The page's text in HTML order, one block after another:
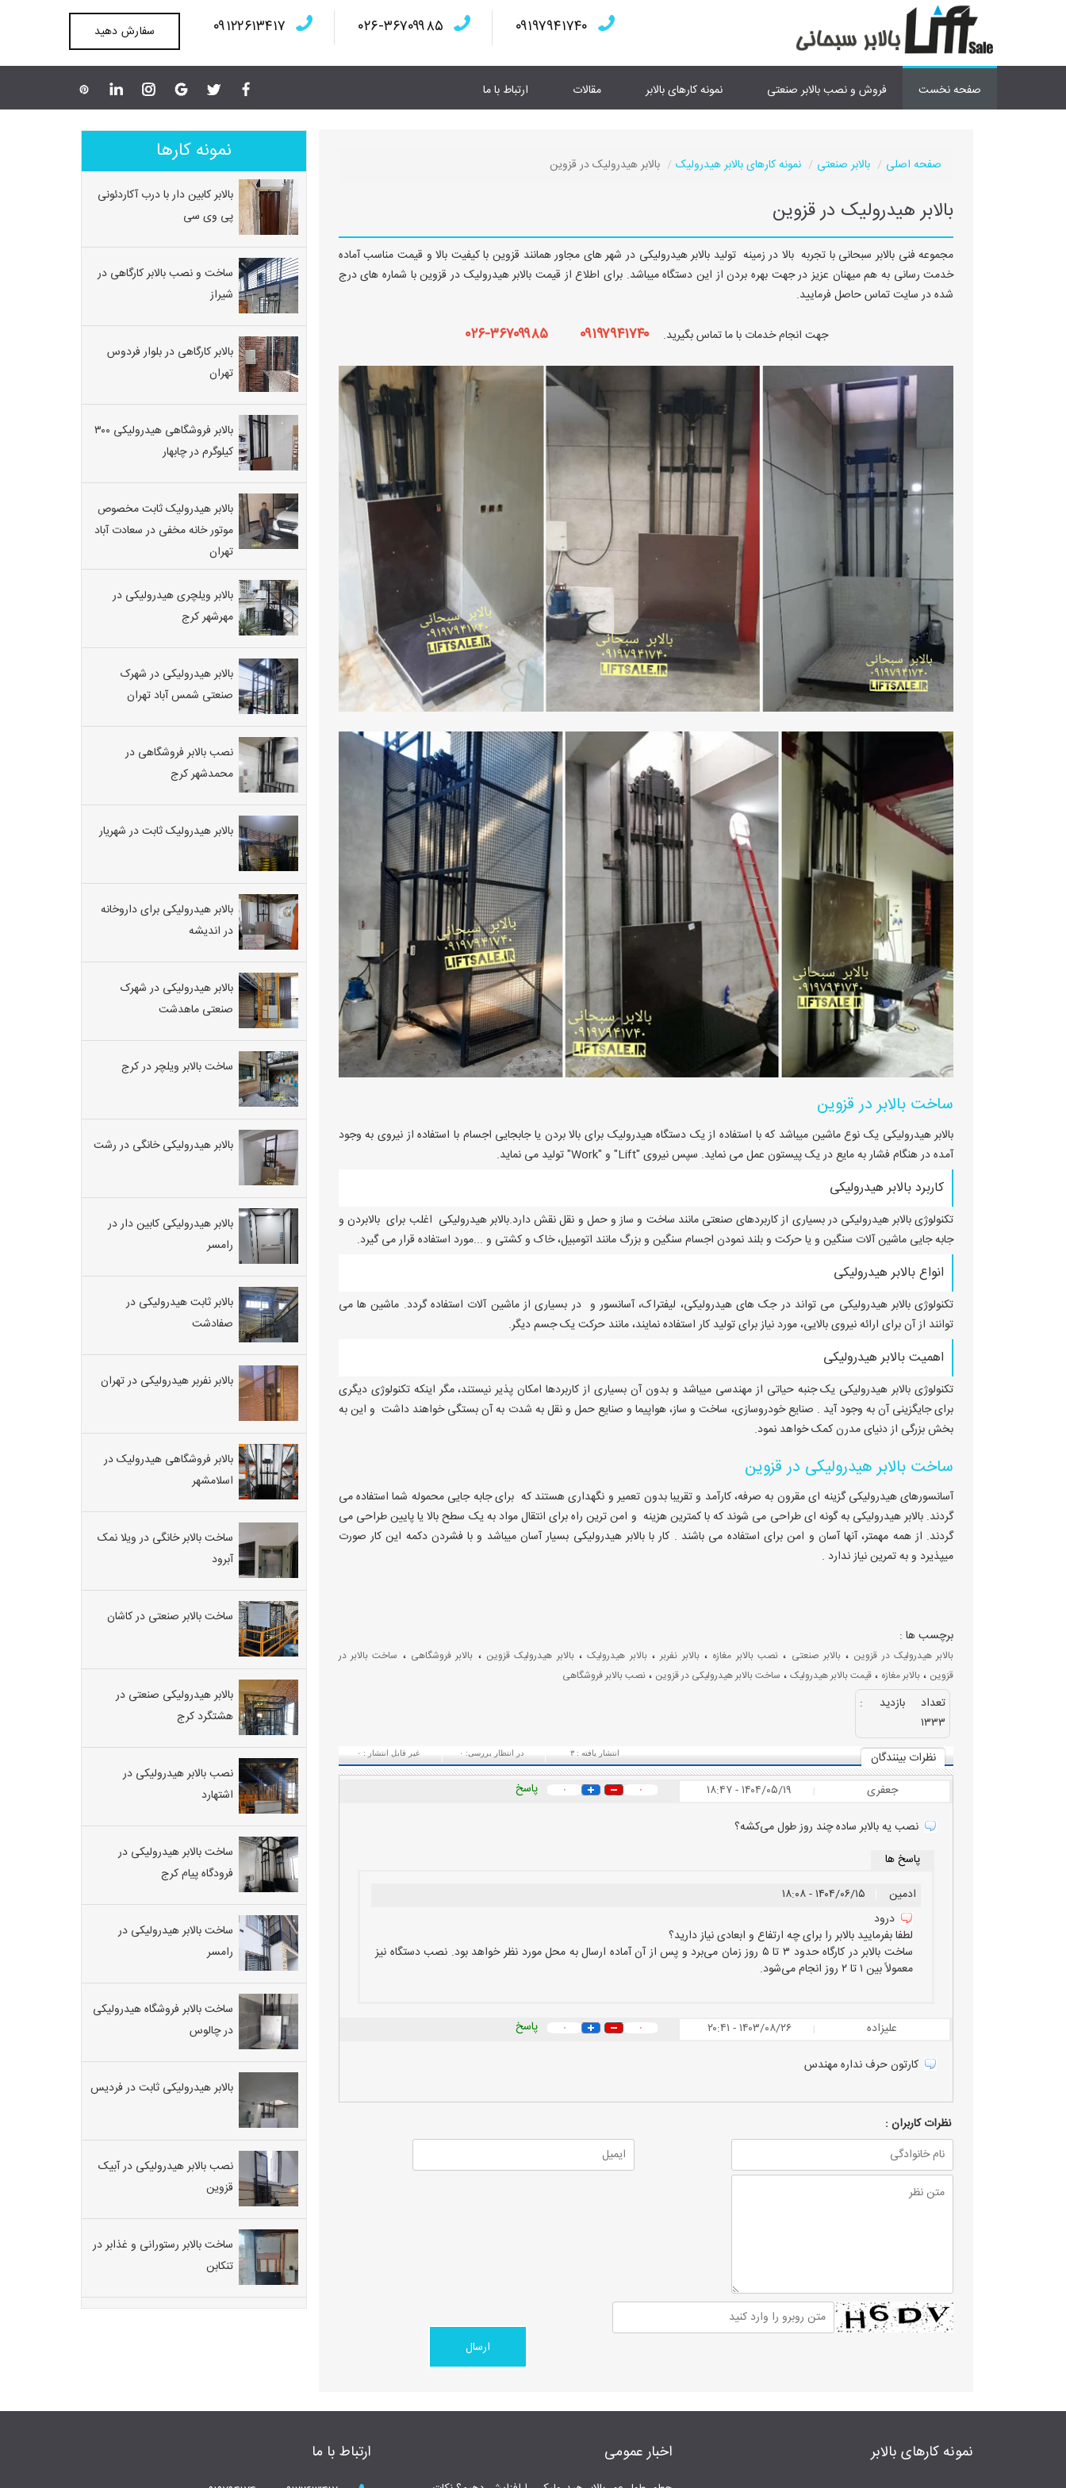
۰۹۱۹۷۹۴۱۷۴۰ ۰۲۶-۳۶۷۰۹۹۸۵ ۰۹۱۲۲۶۱۳۴۱۷ سفارش دهید
صفحه نخست فروش و نصب بالابر صنعتی نمونه کارهای بالابر مقالات ارتباط با ما
صفحه اصلی بالابر صنعتی نمونه کارهای بالابر هیدرولیک بالابر هیدرولیک در قزوین
بالابر هیدرولیک در قزوین
مجموعه فنی بالابر سبحانی با تجربه بالا در زمینه تولید بالابر هیدرولیکی در شهر های مجاور همانند قزوین با کیفیت بالا و قیمت مناسب آماده
خدمت رسانی به هم میهنان عزیز در جهت بهره بردن از این دستگاه میباشد. برای اطلاع از قیمت بالابر هیدرولیک در قزوین با شماره های درج
شده در سایت تماس حاصل فرمایید.
جهت انجام خدمات با ما تماس بگیرید. ۰۹۱۹۷۹۴۱۷۴۰ ۳۶۷۰۹۹۸۵-۰۲۶
ساخت بالابر در قزوین
نصب بالابر در قزوین
قیمت بالابر هیدرولیک در قزوین
بالابر هیدرولیکی یک نوع ماشین میباشد که با استفاده از یک دستگاه هیدرولیک برای بالا بردن یا جابجایی اجسام با استفاده از نیروی به وجود
آمده در هنگام فشار به مایع در یک پیستون عمل می نماید. سپس نیروی "Lift" و "Work" تولید می نماید.
کاربرد بالابر هیدرولیکی
تکنولوژی بالابر هیدرولیکی در بسیاری از کاربردهای صنعتی مانند ساخت و ساز و حمل و نقل نقش دارد.بالابر هیدرولیکی اغلب برای بالابردن و
جابه جایی ماشین آلات سنگین و یا حرکت و بلند نمودن اجسام سنگین و بزرگ مانند اتومبیل، خاک و کشتی و ...مورد استفاده قرار می گیرد.
انواع بالابر هیدرولیکی
تکنولوژی بالابر هیدرولیکی می تواند در جک های هیدرولیکی، لیفتراک، آسانسور و در بسیاری از ماشین آلات استفاده گردد. ماشین ها می
توانند از آن برای ارائه نیروی بالایی، مورد نیاز برای تولید کار استفاده نمایند، مانند حرکت یک جسم دیگر.
اهمیت بالابر هیدرولیکی
تکنولوژی بالابر هیدرولیکی یک جنبه حیاتی از مهندسی میباشد و بدون آن بسیاری از کاربردها امکان پذیر نیستند، مگر اینکه تکنولوژی دیگری
برای جایگزینی آن به وجود آید . صنایع خودروسازی، ساخت و ساز، هواپیما و صنایع حمل و نقل به شدت به آن بستگی خواهند داشت و این به
بخش بزرگی از دنیای مدرن کمک خواهد نمود.
ساخت بالابر هیدرولیکی در قزوین
آسانسورهای هیدرولیکی گزینه ای مقرون به صرفه، کارآمد و تقریبا بدون تعمیر و نگهداری هستند که برای جابه جایی محموله شما استفاده می
گردند. بالابر هیدرولیکی به گونه ای طراحی می شوند که با کمترین هزینه و امن ترین راه برای انتقال مواد به یک سطح بالا یا پایین طراحی می
گردند. از همه مهمتر، آنها آسان و امن برای استفاده می باشند . کار با بالابر هیدرولیکی بسیار آسان میباشد و با فشردن دکمه این کار صورت
میپذیرد و به تمرین نیاز ندارد .
برچسب ها :
بالابر هیدرولیک در قزوین ،بالابر صنعتی ،نصب بالابر مغازه ،بالابر نفربر،بالابر هیدرولیک،بالابر هیدرولیک قزوین ، بالابر فروشگاهی ، ساخت بالابر در
قزوین ، بالابر مغازه ، قیمت بالابر هیدرولیک، ساخت بالابر هیدرولیکی در قزوین ، نصب بالابر فروشگاهی
تعداد بازديد :
۱۳۳۳
نظرات بينندگان
غیر قابل انتشار : ۰ در انتظار بررسی: ۰ انتشار یافته :۳
جعفری | ۱۴۰۴/۰۵/۱۹ - ۱۸:۴۷ ۰ ۰
پاسخ
نصب یه بالابر ساده چند روز طول می‌کشه؟
پاسخ ها
ادمین
۱۴۰۴/۰۶/۱۵ - ۱۸:۰۸
درود
لطفا بفرمایید بالابر را برای چه ارتفاع و ابعادی نیاز دارید؟
ساخت بالابر در کارگاه حدود ۳ تا ۵ روز زمان می‌برد و پس از آن آماده ارسال به محل مورد نظر خواهد بود. نصب دستگاه نیز
معمولاً بین ۱ تا ۲ روز انجام می‌شود.
علیزاده | ۱۴۰۳/۰۸/۲۶ - ۲۰:۴۱ ۰ ۰
پاسخ
کارتون حرف نداره مهندس
نظرات كاربران :
نمونه کارها
بالابر کابین دار با درب آکاردئونی
پی وی سی
ساخت و نصب بالابر کارگاهی در
شیراز
بالابر کارگاهی در بلوار فردوس
تهران
بالابر فروشگاهی هیدرولیکی ۳۰۰
کیلوگرم در چابهار
بالابر هیدرولیک ثابت مخصوص
موتور خانه مخفی در سعادت آباد
تهران
بالابر ویلچری هیدرولیکی در
مهرشهر کرج
بالابر هیدرولیکی در شهرک
صنعتی شمس آباد تهران
نصب بالابر فروشگاهی در
محمدشهر کرج
بالابر هیدرولیک ثابت در شهریار
بالابر هیدرولیکی برای داروخانه
در اندیشه
بالابر هیدرولیکی در شهرک
صنعتی ماهدشت
ساخت بالابر ویلچر در کرج
بالابر هیدرولیکی خانگی در رشت
بالابر هیدرولیکی کابین دار در
رامسر
بالابر ثابت هیدرولیکی در
صفادشت
بالابر نفربر هیدرولیکی در تهران
بالابر فروشگاهی هیدرولیک در
اسلامشهر
ساخت بالابر خانگی در ویلا نمک
آبرود
ساخت بالابر صنعتی در کاشان
بالابر هیدرولیکی صنعتی در
هشتگرد کرج
نصب بالابر هیدرولیکی در
اشتهارد
ساخت بالابر هیدرولیکی در
فرودگاه پیام کرج
ساخت بالابر هیدرولیکی در
رامسر
ساخت بالابر فروشگاه هیدرولیکی
در چالوس
بالابر هیدرولیکی ثابت در فردیس
نصب بالابر هیدرولیکی در آبیک
قزوین
ساخت بالابر رستورانی و غذابر در
تنکابن
نمونه کارهای بالابر اخبار عمومی ارتباط با ما